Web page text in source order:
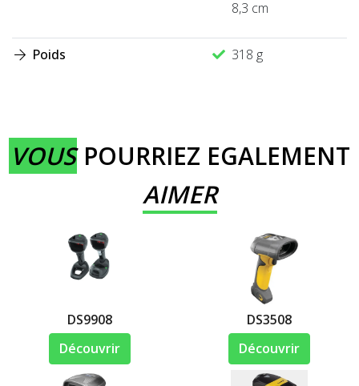
8,3 cm
Poids 318 g
VOUSPOURRIEZ EGALEMENT
AIMER
DS9908
Découvrir
DS3508
Découvrir